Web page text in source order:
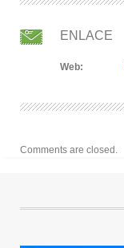
ENLACE
Web:
Comments are closed.